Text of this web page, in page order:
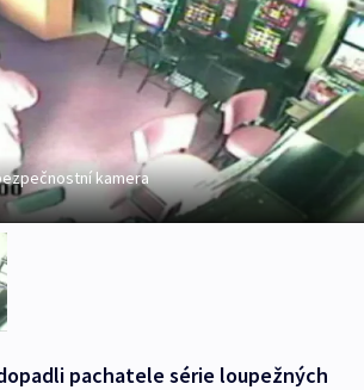
kamera
pachatele série loupežných